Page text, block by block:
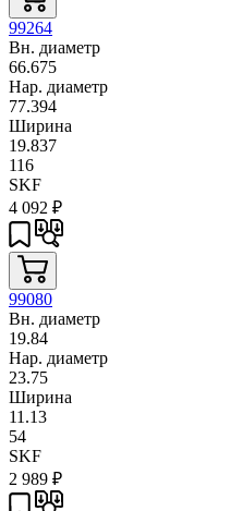
99264
Вн. диаметр
66.675
Нар. диаметр
77.394
Ширина
19.837
116
SKF
4 092 ₽
99080
Вн. диаметр
19.84
Нар. диаметр
23.75
Ширина
11.13
54
SKF
2 989 ₽